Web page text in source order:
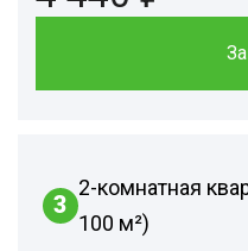
3
2-комнатная
100 м²)